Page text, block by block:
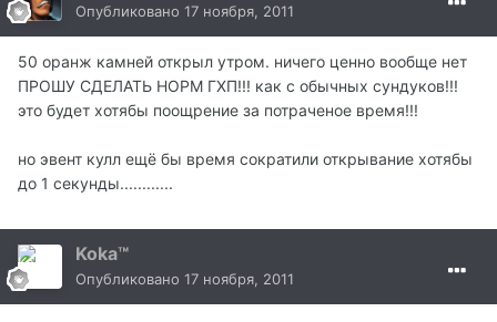
Опубликовано 17 ноября, 2011
50 оранж камней открыл утром. ничего ценно вообще нет
ПРОШУ СДЕЛАТЬ НОРМ ГХП!!! как с обычных сундуков!!!
это будет хотябы поощрение за потраченое время!!!
но эвент кулл ещё бы время сократили открывание хотябы
до 1 секунды............
Koka™
Опубликовано 17 ноября, 2011